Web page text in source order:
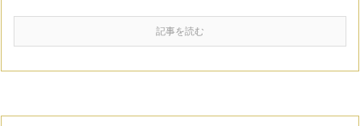
記事を読む